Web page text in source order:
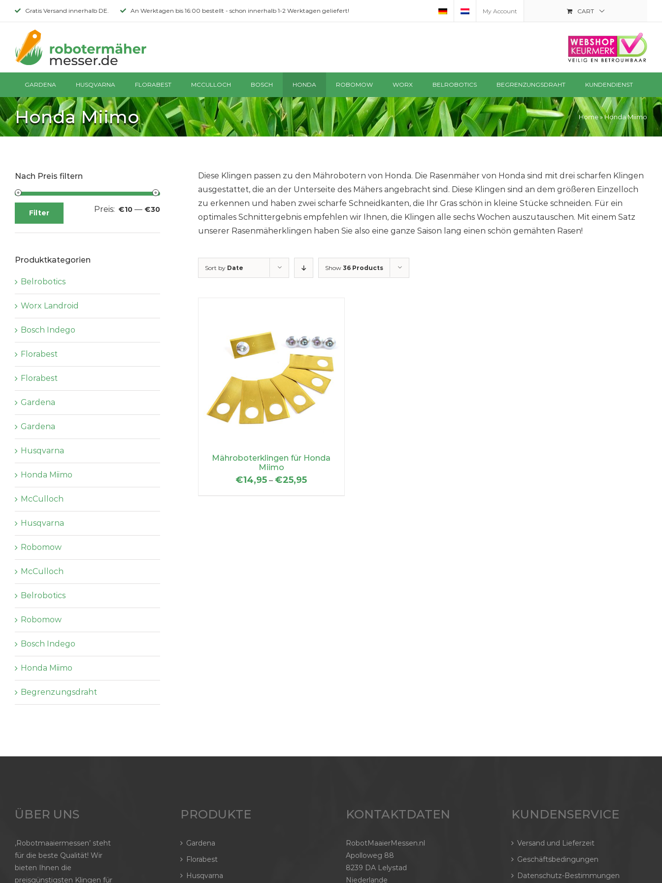
to
content
Gratis Versand innerhalb DE. An Werktagen bis 16:00 bestellt - schon innerhalb 1-2 Werktagen geliefert! My Account CART
GARDENA HUSQVARNA FLORABEST MCCULLOCH BOSCH HONDA ROBOMOW WORX BELROBOTICS BEGRENZUNGSDRAHT KUNDENDIENST
Honda Miimo Home»Honda Miimo
Diese Klingen passen zu den Mährobotern von Honda. Die Rasenmäher von Honda sind mit drei scharfen Klingen
ausgestattet, die an der Unterseite des Mähers angebracht sind. Diese Klingen sind an dem größeren Einzelloch
zu erkennen und haben zwei scharfe Schneidkanten, die Ihr Gras schön in kleine Stücke schneiden. Für ein
optimales Schnittergebnis empfehlen wir Ihnen, die Klingen alle sechs Wochen auszutauschen. Mit einem Satz
unserer Rasenmäherklingen haben Sie also eine ganze Saison lang einen schön gemähten Rasen!
Sort by Date Show36 Products
Mähroboterklingen für Honda
Miimo
€14,95 – €25,95
Nach Preis filtern
Min.
Max.
Filter Preis: €10 — €30
Produktkategorien
Belrobotics
Worx Landroid
Bosch Indego
Florabest
Florabest
Gardena
Gardena
Husqvarna
Honda Miimo
McCulloch
Husqvarna
Robomow
McCulloch
Belrobotics
Robomow
Bosch Indego
Honda Miimo
Begrenzungsdraht
ÜBER UNS
‚Robotmaaiermessen’ steht
für die beste Qualität! Wir
bieten Ihnen die
preisgünstigsten Klingen für
PRODUKTE
Gardena
Florabest
Husqvarna
KONTAKTDATEN
RobotMaaierMessen.nl
Apolloweg 88
8239 DA Lelystad
Niederlande
KUNDENSERVICE
Versand und Lieferzeit
Geschäftsbedingungen
Datenschutz-Bestimmungen